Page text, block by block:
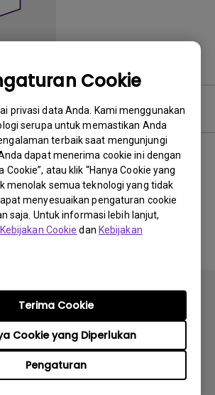
Cookie
privasi data Anda. Kami menggunakan
serupa untuk memastikan Anda
terbaik saat mengunjungi
dapat menerima cookie ini dengan
Cookie”, atau klik “Hanya Cookie yang
menolak semua teknologi yang tidak
menyesuaikan pengaturan cookie
saja. Untuk informasi lebih lanjut,
Kebijakan Cookie dan Kebijakan
Pengaturan
Cookie yang Diperlukan
Terima Cookie
perangkat lunak
driver terkait